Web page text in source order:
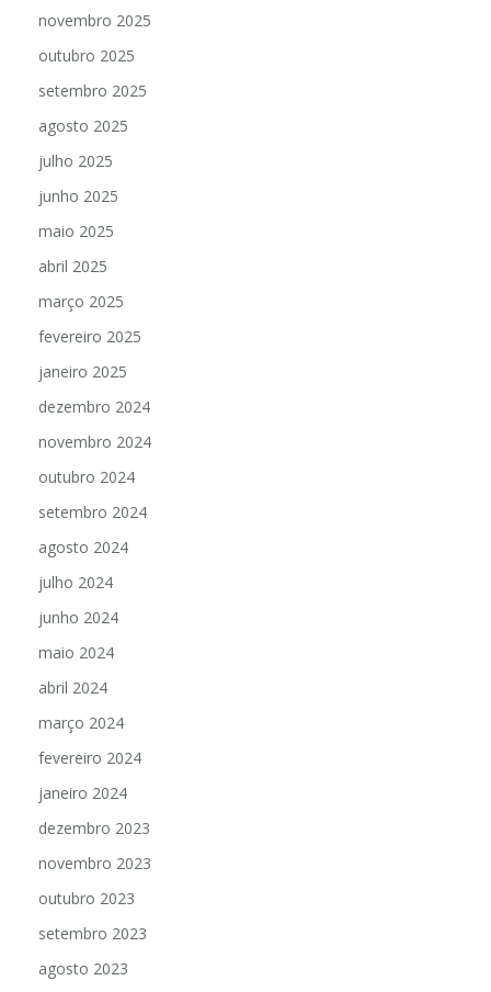
novembro 2025
outubro 2025
setembro 2025
agosto 2025
julho 2025
junho 2025
maio 2025
abril 2025
março 2025
fevereiro 2025
janeiro 2025
dezembro 2024
novembro 2024
outubro 2024
setembro 2024
agosto 2024
julho 2024
junho 2024
maio 2024
abril 2024
março 2024
fevereiro 2024
janeiro 2024
dezembro 2023
novembro 2023
outubro 2023
setembro 2023
agosto 2023